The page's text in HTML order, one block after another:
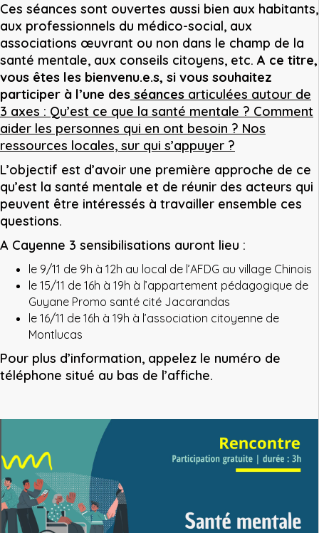
Ces séances sont ouvertes aussi bien aux habitants,
aux professionnels du médico-social, aux
associations œuvrant ou non dans le champ de la
santé mentale, aux conseils citoyens, etc. A ce titre,
vous êtes les bienvenu.e.s, si vous souhaitez
participer à l’une des séances articulées autour de
3 axes : Qu’est ce que la santé mentale ? Comment
aider les personnes qui en ont besoin ? Nos
ressources locales, sur qui s’appuyer ?
L’objectif est d’avoir une première approche de ce
qu’est la santé mentale et de réunir des acteurs qui
peuvent être intéressés à travailler ensemble ces
questions.
A Cayenne 3 sensibilisations auront lieu :
le 9/11 de 9h à 12h au local de l’AFDG au village Chinois
le 15/11 de 16h à 19h à l’appartement pédagogique de
Guyane Promo santé cité Jacarandas
le 16/11 de 16h à 19h à l’association citoyenne de
Montlucas
Pour plus d’information, appelez le numéro de
téléphone situé au bas de l’affiche.